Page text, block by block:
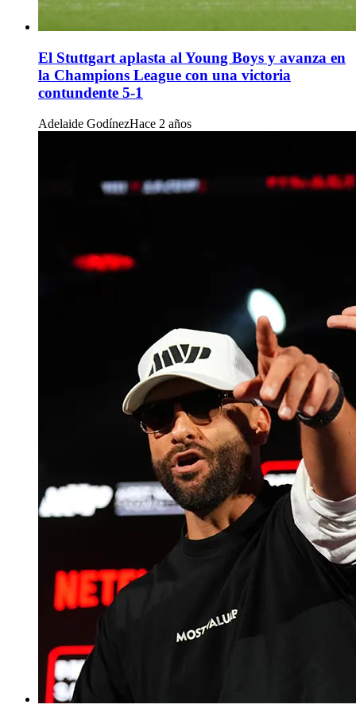
El Stuttgart aplasta al Young Boys y avanza en
la Champions League con una victoria
contundente 5-1
Adelaide GodínezHace 2 años